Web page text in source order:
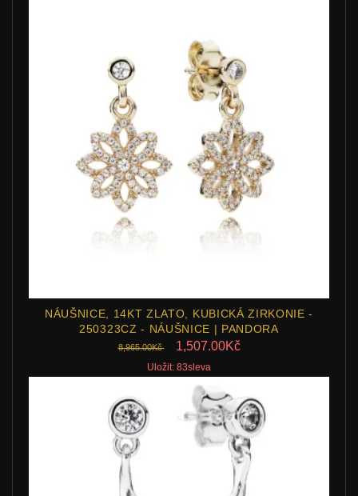
NÁUŠNICE, 14KT ZLATO, KUBICKÁ ZIRKONIE -
250323CZ - NÁUŠNICE | PANDORA
8,965.00Kč 1,507.00Kč
Uložit: 83sleva